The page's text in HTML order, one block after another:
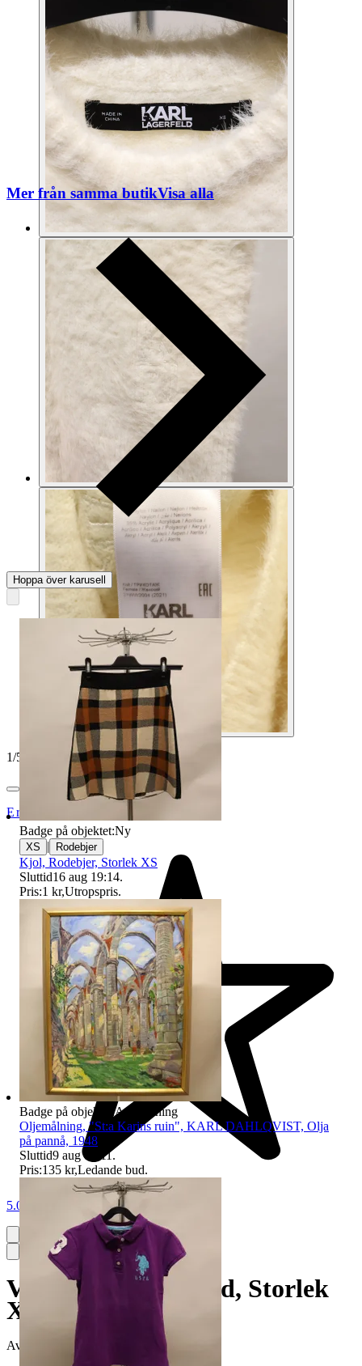
1/5
ErikshjälpenSecondHandSTHLM
5.0
Väst, Karl Lagerfeld, Storlek
XS
Avslutad 10 maj 19:18
Mer från samma butikVisa alla
Hoppa över karusell
Badge på objektet:Ny
XS | Rodebjer
Kjol, Rodebjer, Storlek XS
Sluttid16 aug 19:14.
Pris:1 kr,Utropspris.
Badge på objektet:Avhämtning
Oljemålning, "St:a Karins ruin", KARL DAHLQVIST, Olja
på pannå, 1948
Sluttid9 aug 19:11.
Pris:135 kr,Ledande bud.